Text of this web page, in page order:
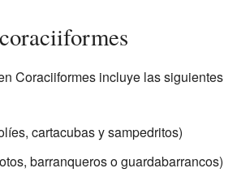
Coraciiformes incluye las siguientes
cartacubas y sampedritos)
barranqueros o guardabarrancos)